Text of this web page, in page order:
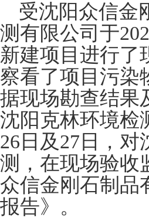
受沈阳众信金
测有限公司于202
新建项目 进行了
察看了项目污染
据现场勘查结果
沈阳克林环境检
26 日及27 日 ，对
测， 在现场验收
众信金刚石制品
报告》。